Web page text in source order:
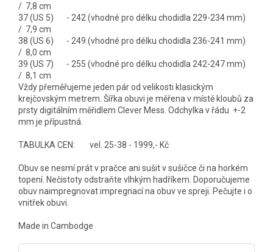
/ 7,8 cm
37 (US 5) - 242 (vhodné pro délku chodidla 229-234 mm)
/ 7,9 cm
38 (US 6) - 249 (vhodné pro délku chodidla 236-241 mm)
/ 8,0 cm
39 (US 7) - 255 (vhodné pro délku chodidla 242-247 mm)
/ 8,1 cm
Vždy přeměřujeme jeden pár od velikosti klasickým
krejčovským metrem. Šířka obuvi je měřena v místě kloubů za
prsty digitálním měřidlem Clever Mess. Odchylka v řádu +-2
mm je přípustná.
TABULKA CEN: vel. 25-38 - 1999,- Kč
Obuv se nesmí prát v pračce ani sušit v sušičce či na horkém
topení. Nečistoty odstraňte vlhkým hadříkem. Doporučujeme
obuv naimpregnovat impregnací na obuv ve spreji. Pečujte i o
vnitřek obuvi.
Made in Cambodge